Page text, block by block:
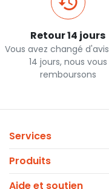
Retour 14 jours
Vous avez changé
14 jours, nous vous
remboursons
Services
Produits
Aide et soutien